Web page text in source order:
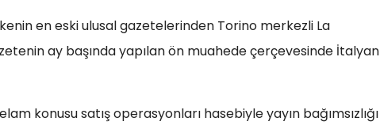
en eski ulusal gazetelerinden Torino merkezli La
ay başında yapılan ön muahede çerçevesinde İtalyan
konusu satış operasyonları hasebiyle yayın bağımsızlığı